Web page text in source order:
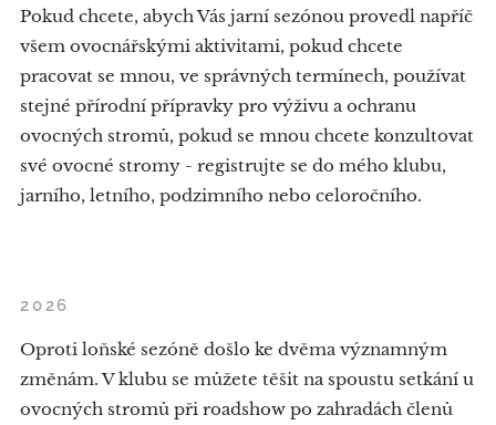
Pokud chcete, abych Vás jarní sezónou provedl napříč
všem ovocnářskými aktivitami, pokud chcete
pracovat se mnou, ve správných termínech, používat
stejné přírodní přípravky pro výživu a ochranu
ovocných stromů, pokud se mnou chcete konzultovat
své ovocné stromy - registrujte se do mého klubu,
jarního, letního, podzimního nebo celoročního.
2026
Oproti loňské sezóně došlo ke dvěma významným
změnám. V klubu se můžete těšit na spoustu setkání u
ovocných stromů při roadshow po zahradách členů